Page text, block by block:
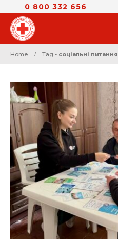
0 800 332 656
Home Tag - соціальні питання